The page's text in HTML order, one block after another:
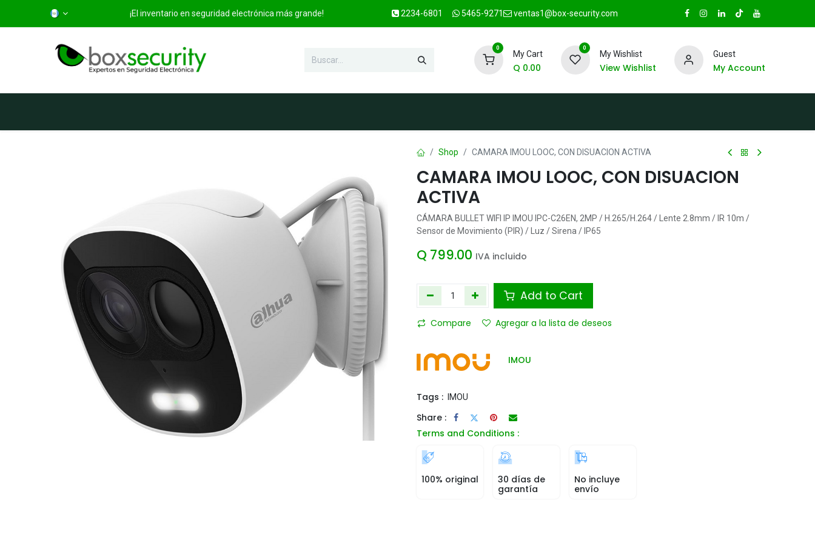
¡El inventario en seguridad electrónica más grande! 2234-6801 5465-9271 ventas1@box-security.com
0
My Cart
Q 0.00
0
My Wishlist
View Wishlist
Guest
My Account
Shop CAMARA IMOU LOOC, CON DISUACION ACTIVA
CAMARA IMOU LOOC, CON DISUACION
ACTIVA
CÁMARA BULLET WIFI IP IMOU IPC-C26EN, 2MP / H.265/H.264 / Lente 2.8mm / IR 10m /
Sensor de Movimiento (PIR) / Luz / Sirena / IP65
Q 799.00 IVA incluido
Add to Cart
Compare Agregar a la lista de deseos
IMOU
Tags : IMOU
Share :
Terms and Conditions :
100% original
30 días de
garantía
No incluye
envío